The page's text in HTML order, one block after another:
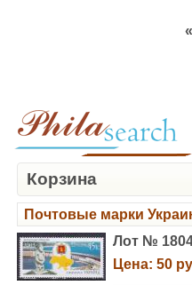
Корзина
Почтовые марки
Лот №
Цена: 50